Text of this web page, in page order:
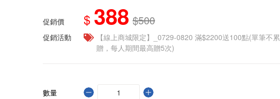
促銷價 $ 388 $500
促銷活動
【線上商城限定】_0729-0820 滿$2200送100點(單筆不累
贈，每人期間最高贈5次)
數量